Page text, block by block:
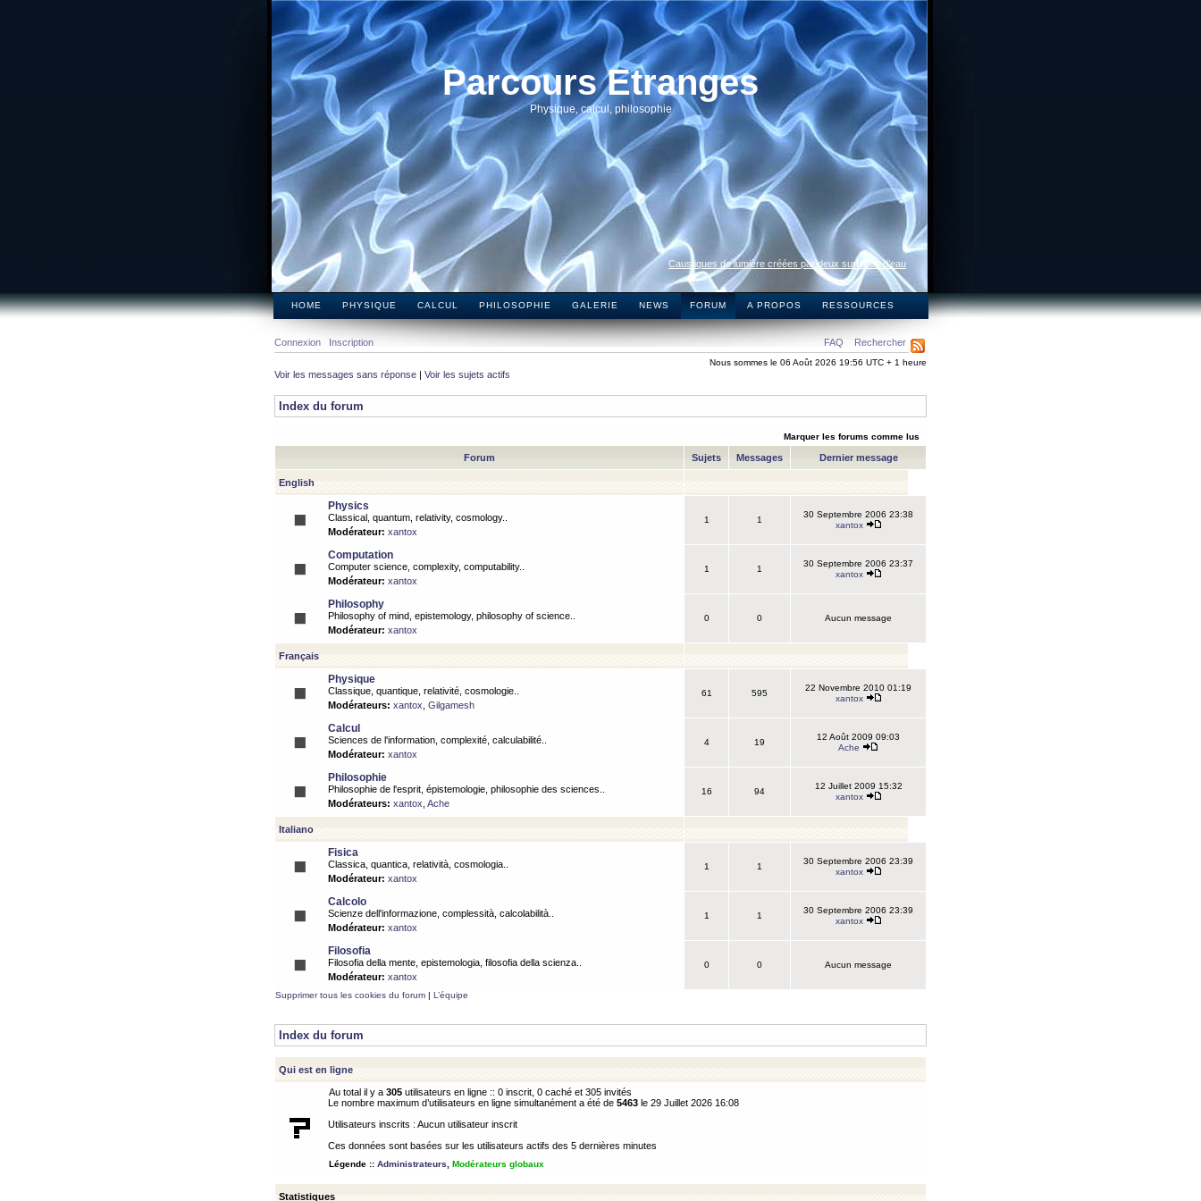
Parcours Etranges
Physique, calcul, philosophie
Caustiques de lumière créées par deux surfaces d’eau
HOME PHYSIQUE CALCUL PHILOSOPHIE GALERIE NEWS FORUM A PROPOS RESSOURCES
FAQ Rechercher
Connexion Inscription
Nous sommes le 06 Août 2026 19:56 UTC + 1 heure
Voir les messages sans réponse | Voir les sujets actifs
Index du forum
Marquer les forums comme lus
Forum Sujets Messages Dernier message
English
Physics
Classical, quantum, relativity, cosmology..
Modérateur: xantox
1 1
30 Septembre 2006 23:38
xantox
Computation
Computer science, complexity, computability..
Modérateur: xantox
1 1
30 Septembre 2006 23:37
xantox
Philosophy
Philosophy of mind, epistemology, philosophy of science..
Modérateur: xantox
0 0 Aucun message
Français
Physique
Classique, quantique, relativité, cosmologie..
Modérateurs: xantox Gilgamesh
61 595
22 Novembre 2010 01:19
xantox
Calcul
Sciences de l'information, complexité, calculabilité..
Modérateur: xantox
4 19
12 Août 2009 09:03
Ache
Philosophie
Philosophie de l'esprit, épistemologie, philosophie des sciences..
Modérateurs: xantox Ache
16 94
12 Juillet 2009 15:32
xantox
Italiano
Fisica
Classica, quantica, relatività, cosmologia..
Modérateur: xantox
1 1
30 Septembre 2006 23:39
xantox
Calcolo
Scienze dell'informazione, complessità, calcolabilità..
Modérateur: xantox
1 1
30 Septembre 2006 23:39
xantox
Filosofia
Filosofia della mente, epistemologia, filosofia della scienza..
Modérateur: xantox
0 0 Aucun message
Supprimer tous les cookies du forum | L’équipe
Index du forum
Qui est en ligne
Au total il y a 305 utilisateurs en ligne :: 0 inscrit, 0 caché et 305 invités
Le nombre maximum d’utilisateurs en ligne simultanément a été de 5463 le 29 Juillet 2026 16:08
Utilisateurs inscrits : Aucun utilisateur inscrit
Ces données sont basées sur les utilisateurs actifs des 5 dernières minutes
Légende :: Administrateurs Modérateurs globaux
Statistiques